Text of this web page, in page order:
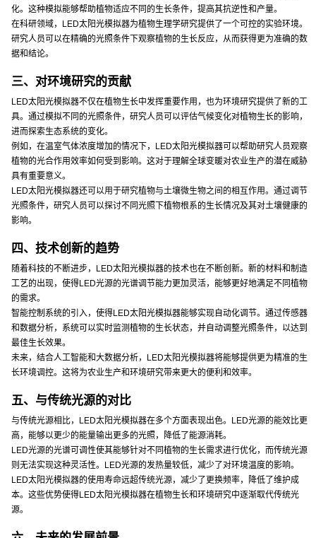
化。这种模拟能够帮助植物适应不同的生长条件，提高其抗逆性和产量。
在科研领域，LED太阳光模拟器为植物生理学研究提供了一个可控的实验环境。
研究人员可以在精确的光照条件下观察植物的生长反应，从而获得更为准确的数
据和结论。
三、对环境研究的贡献
LED太阳光模拟器不仅在植物生长中发挥重要作用，也为环境研究提供了新的工
具。通过模拟不同的光照条件，研究人员可以评估气候变化对植物生长的影响，
进而探索生态系统的变化。
例如，在温室气体浓度增加的情况下，LED太阳光模拟器可以帮助研究人员观察
植物的光合作用效率如何受到影响。这对于理解全球变暖对农业生产的潜在威胁
具有重要意义。
LED太阳光模拟器还可以用于研究植物与土壤微生物之间的相互作用。通过调节
光照条件，研究人员可以探讨不同光照下植物根系的生长情况及其对土壤健康的
影响。
四、技术创新的趋势
随着科技的不断进步，LED太阳光模拟器的技术也在不断创新。新的材料和制造
工艺的出现，使得LED光源的光谱调节能力更加灵活，能够更好地满足不同植物
的需求。
智能控制系统的引入，使得LED太阳光模拟器能够实现自动化调节。通过传感器
和数据分析，系统可以实时监测植物的生长状态，并自动调整光照条件，以达到
最佳生长效果。
未来，结合人工智能和大数据分析，LED太阳光模拟器将能够提供更为精准的生
长环境调控。这将为农业生产和环境研究带来更大的便利和效率。
五、与传统光源的对比
与传统光源相比，LED太阳光模拟器在多个方面表现出色。LED光源的能效比更
高，能够以更少的能量输出更多的光照，降低了能源消耗。
LED光源的光谱可调性使其能够针对不同植物的生长需求进行优化，而传统光源
则无法实现这种灵活性。LED光源的发热量较低，减少了对环境温度的影响。
LED太阳光模拟器的使用寿命远超传统光源，减少了更换频率，降低了维护成
本。这些优势使得LED太阳光模拟器在植物生长和环境研究中逐渐取代传统光
源。